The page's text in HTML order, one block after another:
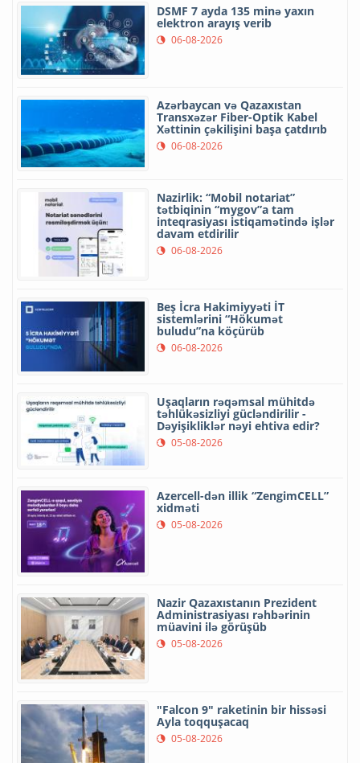
DSMF 7 ayda 135 minə yaxın
elektron arayış verib
06-08-2026
Azərbaycan və Qazaxıstan
Transxəzər Fiber-Optik Kabel
Xəttinin çəkilişini başa çatdırıb
06-08-2026
Nazirlik: “Mobil notariat”
tətbiqinin “mygov”a tam
inteqrasiyası istiqamətində işlər
davam etdirilir
06-08-2026
Beş İcra Hakimiyyəti İT
sistemlərini “Hökumət
buludu”na köçürüb
06-08-2026
Uşaqların rəqəmsal mühitdə
təhlükəsizliyi gücləndirilir -
Dəyişikliklər nəyi ehtiva edir?
05-08-2026
Azercell-dən illik “ZengimCELL”
xidməti
05-08-2026
Nazir Qazaxıstanın Prezident
Administrasiyası rəhbərinin
müavini ilə görüşüb
05-08-2026
"Falcon 9" raketinin bir hissəsi
Ayla toqquşacaq
05-08-2026